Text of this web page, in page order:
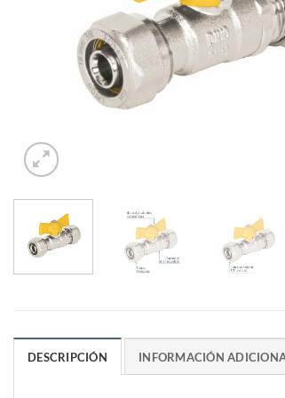
DESCRIPCIÓN INFORMACIÓN